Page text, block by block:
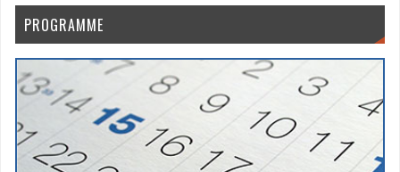
PROGRAMME